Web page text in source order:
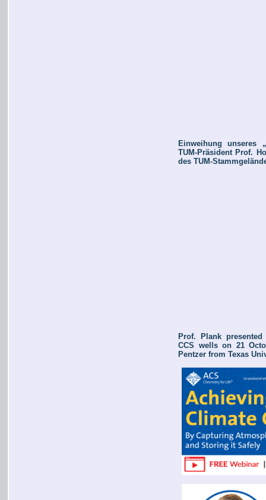
Einweihung unseres
TUM-Präsident Prof.
des TUM-
Prof. Plank
CCS wells on 21
Pentzer from Texas